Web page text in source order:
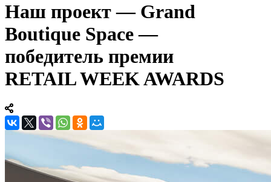
Наш проект — Grand
Boutique Space —
победитель премии
RETAIL WEEK AWARDS